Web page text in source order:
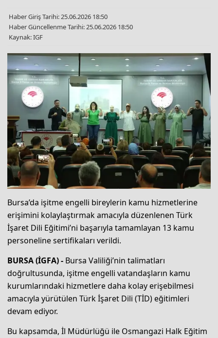
Haber Giriş Tarihi: 25.06.2026 18:50
Haber Güncellenme Tarihi: 25.06.2026 18:50
Kaynak: IGF
Bursa’da işitme engelli bireylerin kamu hizmetlerine
erişimini kolaylaştırmak amacıyla düzenlenen Türk
İşaret Dili Eğitimi’ni başarıyla tamamlayan 13 kamu
personeline sertifikaları verildi.
BURSA (İGFA) - Bursa Valiliği’nin talimatları
doğrultusunda, işitme engelli vatandaşların kamu
kurumlarındaki hizmetlere daha kolay erişebilmesi
amacıyla yürütülen Türk İşaret Dili (TİD) eğitimleri
devam ediyor.
Bu kapsamda, İl Müdürlüğü ile Osmangazi Halk Eğitim